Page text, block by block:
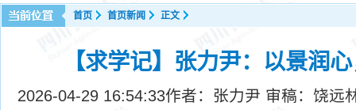
首页 首页新闻 正文
【求学记】张力尹：以景润
2026-04-29 16:54:33作者：张力尹 审稿：饶远